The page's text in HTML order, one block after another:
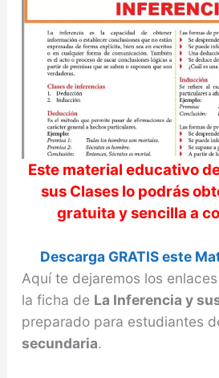
Este material educativo
sus Clases lo podrás
gratuita y sencilla a
Descarga GRATIS este
Aquí te dejaremos los
la ficha de La Inferencia y
preparado para estudiantes
secundaria.